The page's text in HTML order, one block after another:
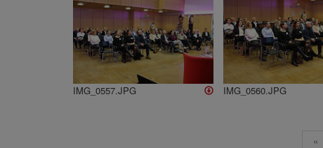
IMG_0557.JPG IMG_0560.JPG
«